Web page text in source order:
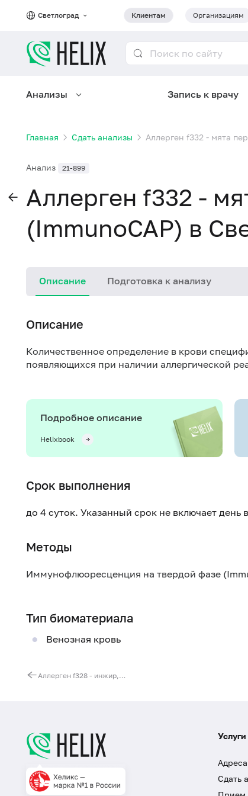
Светлоград Клиентам Организациям
Анализы Запись к врачу
Главная Сдать анализы Аллерген f332 - мята
Анализ 21-899
Аллерген f332 -
(ImmunoCAP) в
Описание Подготовка к анализу
Описание
Количественное определение в крови
появляющихся при наличии аллергической
Подробное описание
Helixbook
Срок выполнения
до 4 суток. Указанный срок не включает день
Методы
Иммунофлюоресценция на твердой фазе
Тип биоматериала
Венозная кровь
Аллерген f328 - инжир, IgE (ImmunoCAP)
Адреса
Сдать